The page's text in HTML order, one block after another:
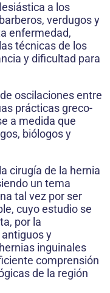
a los
verdugos y
enfermedad,
técnicas de los
y dificultad para
oscilaciones entre
prácticas greco-
a medida que
biólogos y
cirugía de la hernia
un tema
tal vez por ser
cuyo estudio se
por la
y
inguinales
comprensión
de la región